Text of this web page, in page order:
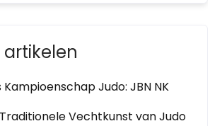
artikelen
Judo: JBN NK
Vechtkunst van Judo